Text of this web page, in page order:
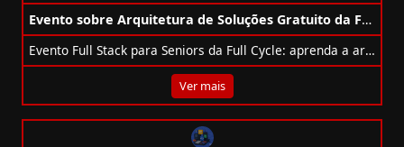
Evento sobre Arquitetura de Soluções Gratuito da Full Stack
Evento Full Stack para Seniors da Full Cycle: aprenda a arquitetar sistemas escaláveis com especialistas, 100% online e gratuito.
Ver mais